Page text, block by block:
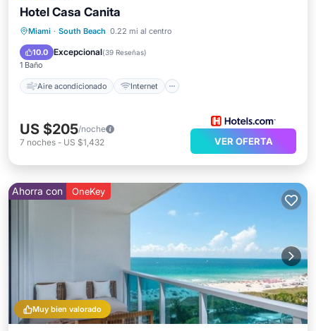
Hotel Casa Canita
Miami · South Beach 0.22 mi al centro
10.0 Excepcional(39 Reseñas)
1 Baño
Aire acondicionado Internet
Aire acondicionado
Apto para niños
Accesible en silla de ruedas
US $205/noche
7 noches - US $1,432 VER OFERTA
Muy bien valorado
Ahorra con OneKey